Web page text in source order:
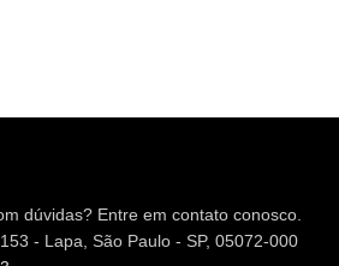
dúvidas? Entre em contato conosco.
- Lapa, São Paulo - SP, 05072-000